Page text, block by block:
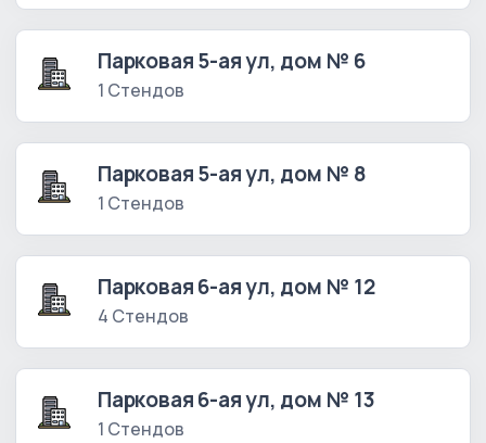
Парковая 5-ая ул, дом № 6
1 Стендов
Парковая 5-ая ул, дом № 8
1 Стендов
Парковая 6-ая ул, дом № 12
4 Стендов
Парковая 6-ая ул, дом № 13
1 Стендов